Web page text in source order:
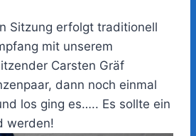
Sitzung erfolgt traditionell
mit unserem
Carsten Gräf
dann noch einmal
los ging es….. Es sollte ein
werden!